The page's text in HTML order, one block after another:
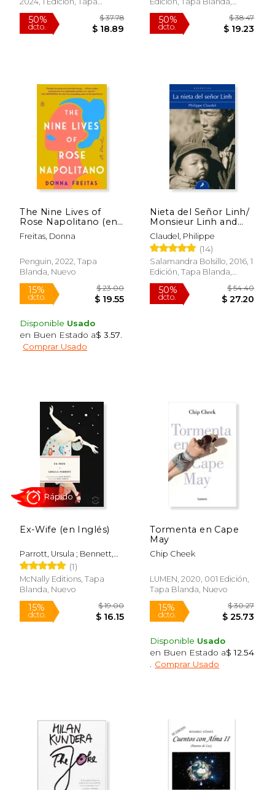
15%
dcto. $ 20.42
15%
dcto. $
Blanda, Nuevo
50%
dcto.
Nuevo
50%
dcto.
The Nine Lives of
Rose Napolitano (en
Inglés)
Freitas, Donna
Penguin, 2022, Tapa
Blanda, Nuevo
Disponible Usado
en Buen Estado a$ 3.57
Comprar Usado
Nieta del Señor Linh/
Monsieur Linh and
His Child
Claudel, Philippe
(14)
Salamandra Bolsillo, 2016, 1
Edición, Tapa Blanda,
Usado
Ex-Wife (en Inglés)
Parrott, Ursula ; Bennett,
Alissa ; Parrott, Marc
(1)
McNally Editions, Tapa
Blanda, Nuevo
Tormenta en Cape
May
Chip Cheek
LUMEN, 2020, 001 Edición,
Tapa Blanda, Nuevo
Disponible Usado
en Buen Estado a$ 12.54
Comprar Usado